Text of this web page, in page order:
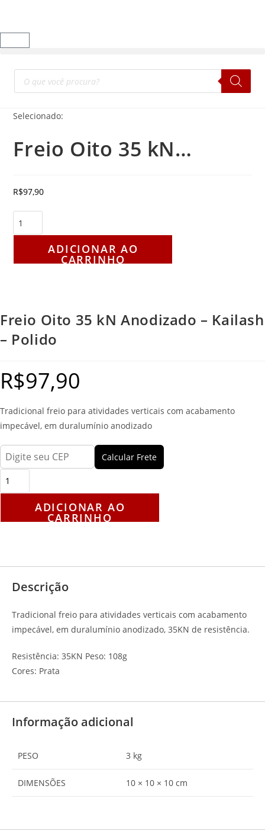
Selecionado:
Freio Oito 35 kN…
R$97,90
ADICIONAR AO
CARRINHO
Freio Oito 35 kN Anodizado – Kailash
– Polido
R$97,90
Tradicional freio para atividades verticais com acabamento
impecável, em duralumínio anodizado
Calcular Frete
ADICIONAR AO
CARRINHO
Descrição
Tradicional freio para atividades verticais com acabamento
impecável, em duralumínio anodizado, 35KN de resistência.
Resistência: 35KN Peso: 108g
Cores: Prata
Informação adicional
PESO 3 kg
DIMENSÕES 10 × 10 × 10 cm